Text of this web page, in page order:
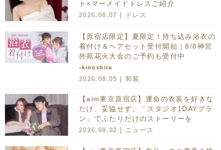
ト×マーメイドドレスご紹介
2026.08.07 | ドレス
【原宿店限定】夏限定！持ち込み浴衣の
着付け＆ヘアセット受付開始｜8/8神宮
外苑花火大会のご予約も受付中
♥kinoshita
2026.08.05 | 和装
【aim東京原宿店】運命の衣装を好きな
だけ、妥協せず。「スタジオ1DAYプラ
ン」でふたりだけのストーリーを
2026.08.02 | ニュース